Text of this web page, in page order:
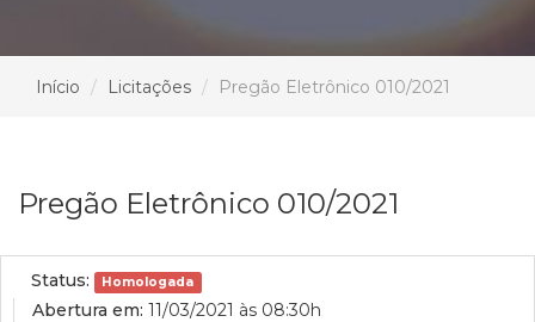
Início Licitações Pregão Eletrônico 010/2021
Pregão Eletrônico 010/2021
Status: Homologada
Abertura em: 11/03/2021 às 08:30h